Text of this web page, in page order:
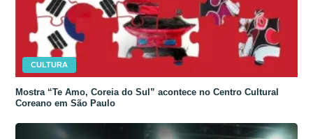
CULTURA
Mostra “Te Amo, Coreia do Sul” acontece no Centro Cultural
Coreano em São Paulo